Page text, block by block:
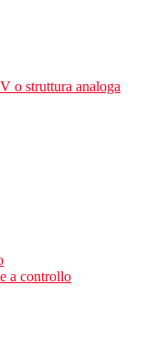
o struttura analoga
a controllo